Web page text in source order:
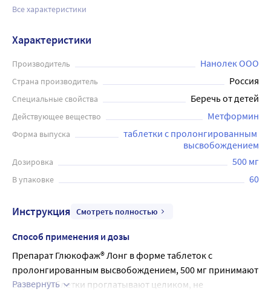
Все характеристики
Характеристики
Производитель Нанолек ООО
Страна производитель Россия
Специальные свойства Беречь от детей
Действующее вещество Метформин
Форма выпуска
таблетки с пролонгированным
высвобождением
Дозировка 500 мг
В упаковке 60
Инструкция Смотреть полностью
Способ применения и дозы
Препарат Глюкофаж® Лонг в форме таблеток с
пролонгированным высвобождением, 500 мг принимают
внутрь. Таблетки проглатывают целиком, не
Развернуть